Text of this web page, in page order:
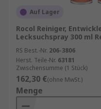
Auf Lager
Rocol Reiniger,
Lecksuchspray 300 ml
RS Best.-Nr. 206-3806
Herst. Teile-Nr. 63181
Zwischensumme (1 Stück)
162,30 €(ohne MwSt.)
Menge